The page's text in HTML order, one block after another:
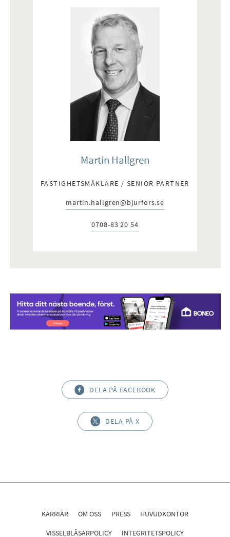
Martin Hallgren
FASTIGHETSMÄKLARE / SENIOR PARTNER
E-post:
martin.hallgren@bjurfors.se
Telefon:
0708-83 20 54
DELA PÅ FACEBOOK
DELA PÅ X
KARRIÄR OM OSS PRESS HUVUDKONTOR
VISSELBLÅSARPOLICY INTEGRITETSPOLICY